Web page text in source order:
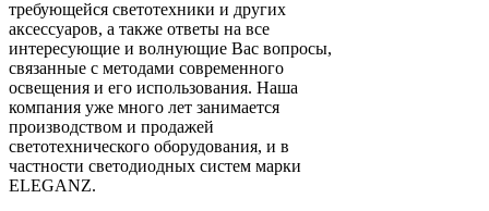
требующейся светотехники и других
аксессуаров, а также ответы на все
интересующие и волнующие Вас вопросы,
связанные с методами современного
освещения и его использования. Наша
компания уже много лет занимается
производством и продажей
светотехнического оборудования, и в
частности светодиодных систем марки
ELEGANZ.